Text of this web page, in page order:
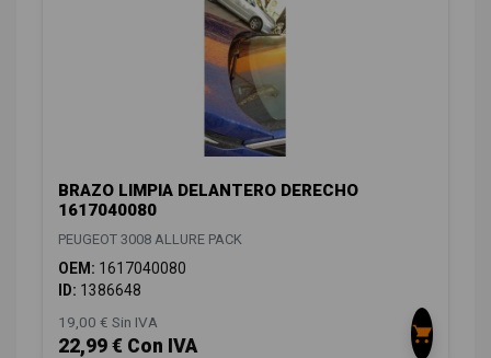
BRAZO LIMPIA DELANTERO DERECHO
1617040080
PEUGEOT 3008 ALLURE PACK
OEM: 1617040080
ID: 1386648
19,00 € Sin IVA
22,99 € Con IVA